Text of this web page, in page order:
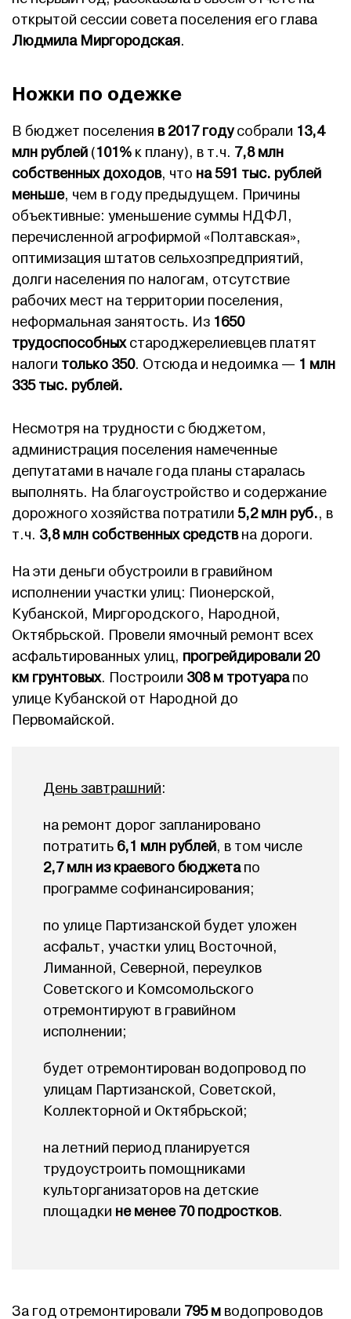
открытой сессии совета поселения его глава
Людмила Миргородская.
Ножки по одежке
В бюджет поселения в 2017 годусобрали 13,4
млн рублей (101% к плану), в т.ч. 7,8 млн
собственных доходов, что на 591 тыс. рублей
меньше, чем в году предыдущем. Причины
объективные: уменьшение суммы НДФЛ,
перечисленной агрофирмой «Полтавская»,
оптимизация штатов сельхозпредприятий,
долги населения по налогам, отсутствие
рабочих мест на территории поселения,
неформальная занятость. Из 1650
трудоспособныхстароджерелиевцев платят
налоги только 350. Отсюда и недоимка — 1 млн
335 тыс. рублей.
Несмотря на трудности с бюджетом,
администрация поселения намеченные
депутатами в начале года планы старалась
выполнять. На благоустройство и содержание
дорожного хозяйства потратили 5,2 млн руб., в
т.ч. 3,8 млн собственных средствна дороги.
На эти деньги обустроили в гравийном
исполнении участки улиц: Пионерской,
Кубанской, Миргородского, Народной,
Октябрьской. Провели ямочный ремонт всех
асфальтированных улиц, прогрейдировали 20
км грунтовых. Построили 308 м тротуарапо
улице Кубанской от Народной до
Первомайской.
День завтрашний:
на ремонт дорог запланировано
потратить 6,1 млн рублей, в том числе
2,7 млн из краевого бюджетапо
программе софинансирования;
по улице Партизанской будет уложен
асфальт, участки улиц Восточной,
Лиманной, Северной, переулков
Советского и Комсомольского
отремонтируют в гравийном
исполнении;
будет отремонтирован водопровод по
улицам Партизанской, Советской,
Коллекторной и Октябрьской;
на летний период планируется
трудоустроить помощниками
культорганизаторов на детские
площадки не менее 70 подростков.
За год отремонтировали 795 м водопроводов